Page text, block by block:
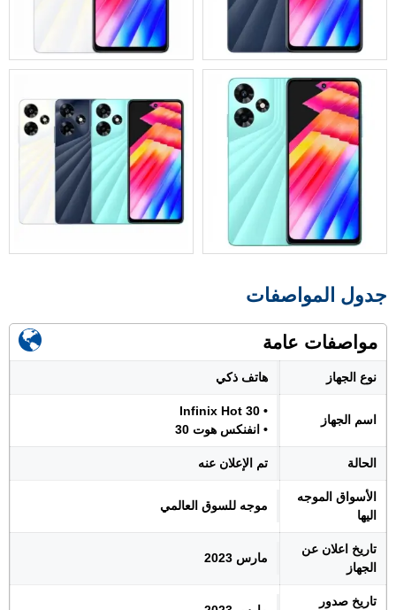
جدول المواصفات
مواصفات عامة
نوع الجهاز هاتف ذكي
اسم الجهاز
• Infinix Hot 30
• انفنكس هوت 30
الحالة تم الإعلان عنه
الأسواق الموجه
اليها
موجه للسوق العالمي
تاريخ اعلان عن
الجهاز
مارس 2023
تاريخ صدور